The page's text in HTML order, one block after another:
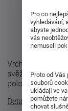
Vrchní vrstva
svěžejší klima
polohy. Díky
Detailní popis
Pro co
vyhledávání,
abyste
vás
nemuseli
Proto od
souborů
ukládají ve
pomůžete
chovat